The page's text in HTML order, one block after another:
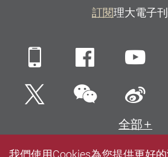
訂閱理大電子
Mobile Facebook
Twitter微信 新
全部
我們使用Cookies為您提供更好